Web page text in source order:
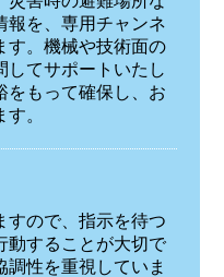
報を、専用チャンネ
す。機械や技術面の
してサポートいたし
をもって確保し、お
。
すので、指示を待つ
動することが大切で
性を重視していま